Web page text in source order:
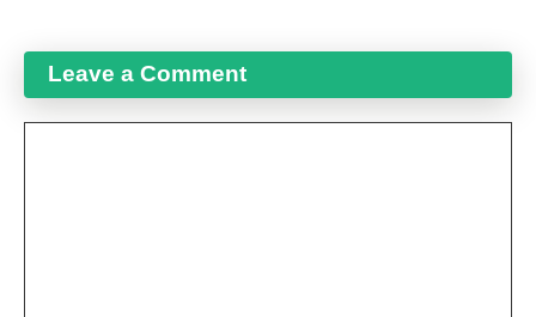
Leave a Comment